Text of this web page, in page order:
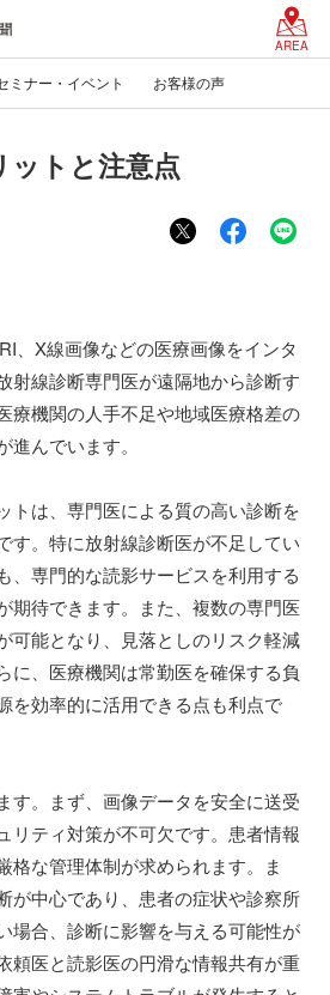
AREA
ミナー・イベント お客様の声
ットと注意点
、X線画像などの医療画像をインタ
射線診断専門医が遠隔地から診断す
療機関の人手不足や地域医療格差の
んでいます。
トは、専門医による質の高い診断を
す。特に放射線診断医が不足してい
、専門的な読影サービスを利用する
期待できます。また、複数の専門医
可能となり、見落としのリスク軽減
に、医療機関は常勤医を確保する負
を効率的に活用できる点も利点で
す。まず、画像データを安全に送受
リティ対策が不可欠です。患者情報
格な管理体制が求められます。ま
が中心であり、患者の症状や診察所
場合、診断に影響を与える可能性が
頼医と読影医の円滑な情報共有が重